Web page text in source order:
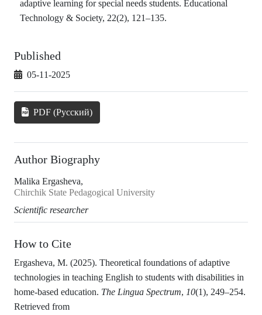
adaptive learning for special needs students. Educational
Technology & Society, 22(2), 121–135.
Published
05-11-2025
PDF (Русский)
Author Biography
Malika Ergasheva,
Chirchik State Pedagogical University
Scientific researcher
How to Cite
Ergasheva, M. (2025). Theoretical foundations of adaptive
technologies in teaching English to students with disabilities in
home-based education. The Lingua Spectrum, 10(1), 249–254.
Retrieved from